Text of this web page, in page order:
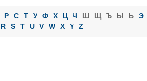
Р С Т У Ф Х Ц Ч Ш Щ Ъ Ы Ь Э
R S T U V W X Y Z